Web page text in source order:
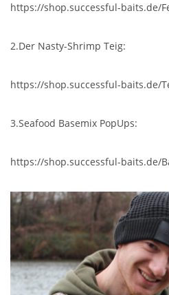
https://shop.successful-baits.de/
2.Der Nasty-Shrimp Teig:
https://shop.successful-baits.de/
3.Seafood Basemix PopUps:
https://shop.successful-baits.de/